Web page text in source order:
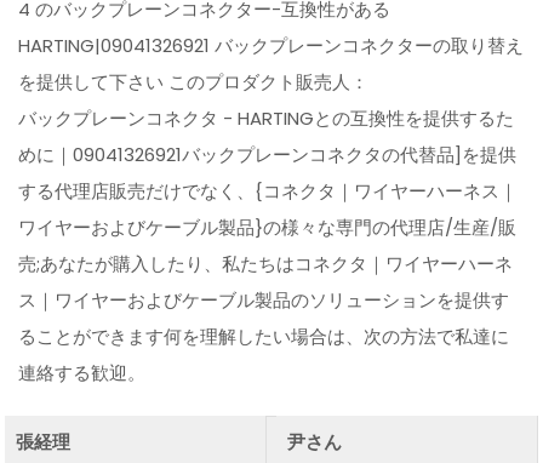
4 のバックプレーンコネクター-互換性がある
HARTING|09041326921 バックプレーンコネクターの取り替え
を提供して下さい このプロダクト販売人：
バックプレーンコネクタ - HARTINGとの互換性を提供するた
めに｜09041326921バックプレーンコネクタの代替品]を提供
する代理店販売だけでなく、{コネクタ｜ワイヤーハーネス｜
ワイヤーおよびケーブル製品}の様々な専門の代理店/生産/販
売;あなたが購入したり、私たちはコネクタ｜ワイヤーハーネ
ス｜ワイヤーおよびケーブル製品のソリューションを提供す
ることができます何を理解したい場合は、次の方法で私達に
連絡する歓迎。
張経理
尹さん